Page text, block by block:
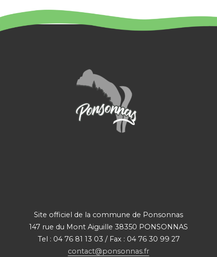
Site officiel de la commune de Ponsonnas
147 rue du Mont Aiguille 38350 PONSONNAS
Tel : 04 76 81 13 03 / Fax : 04 76 30 99 27
contact@ponsonnas.fr